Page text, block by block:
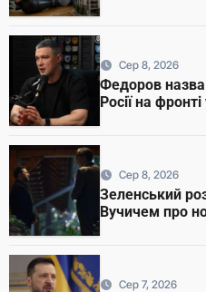
Сер 8, 2026
Федоров
Росії на
Сер 8, 2026
Зеленський
Вучичем про
Сер 7, 2026